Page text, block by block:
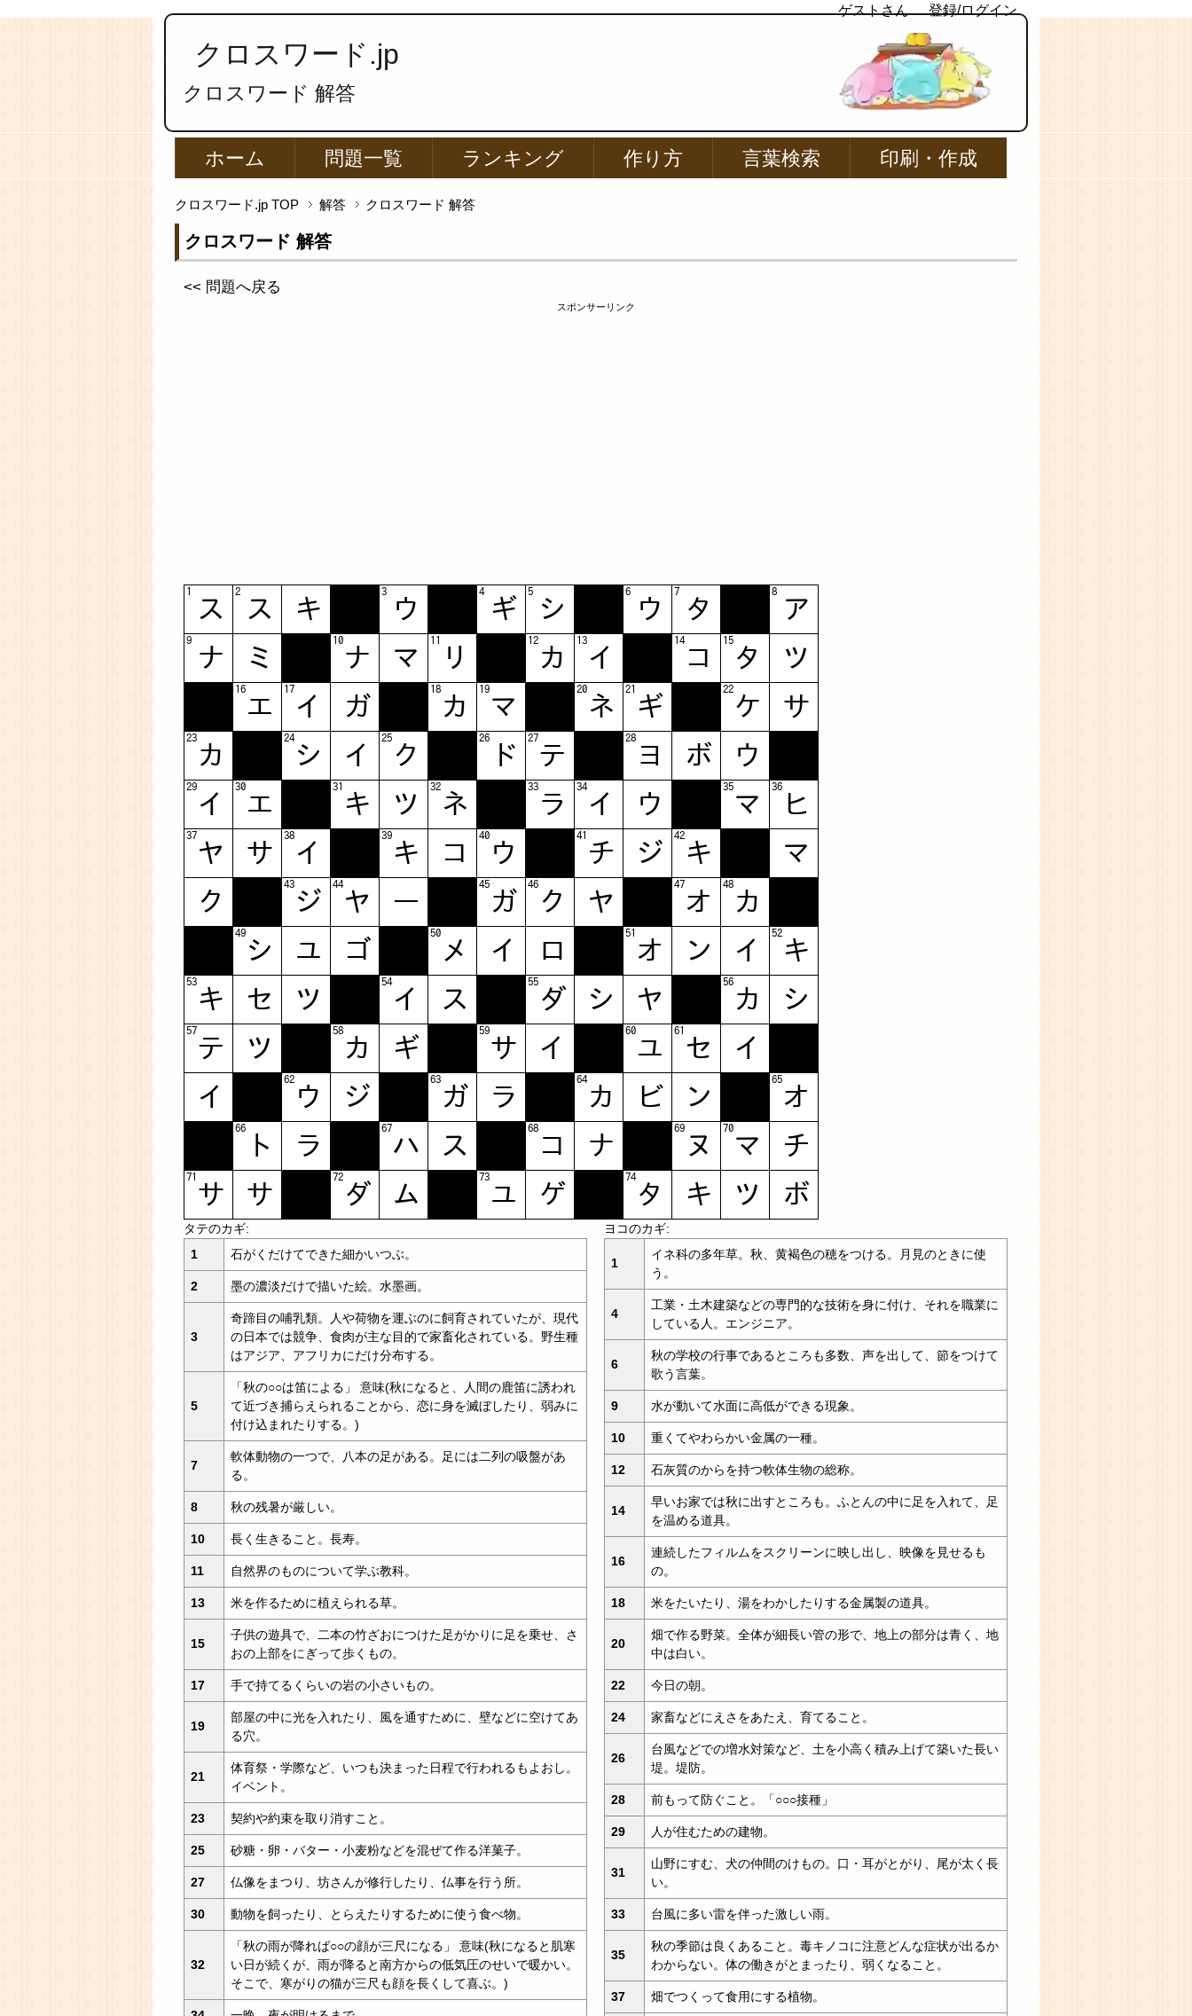
ゲストさん 登録/ログイン
クロスワード.jp
クロスワード 解答
ホーム 問題一覧 ランキング 作り方 言葉検索 印刷・作成
クロスワード.jp TOP 解答 クロスワード 解答
クロスワード 解答
<< 問題へ戻る
スポンサーリンク
タテのカギ:
1
石がくだけてできた細かいつぶ。
2 墨の濃淡だけで描いた絵。水墨画。
3
奇蹄目の哺乳類。人や荷物を運ぶのに飼育されていたが、現代
の日本では競争、食肉が主な目的で家畜化されている。野生種
はアジア、アフリカにだけ分布する。
5
「秋の○○は笛による」 意味(秋になると、人間の鹿笛に誘われ
て近づき捕らえられることから、恋に身を滅ぼしたり、弱みに
付け込まれたりする。)
7
軟体動物の一つで、八本の足がある。足には二列の吸盤があ
る。
8 秋の残暑が厳しい。
10 長く生きること。長寿。
11 自然界のものについて学ぶ教科。
13 米を作るために植えられる草。
15
子供の遊具で、二本の竹ざおにつけた足がかりに足を乗せ、さ
おの上部をにぎって歩くもの。
17 手で持てるくらいの岩の小さいもの。
19
部屋の中に光を入れたり、風を通すために、壁などに空けてあ
る穴。
21
体育祭・学際など、いつも決まった日程で行われるもよおし。
イベント。
23 契約や約束を取り消すこと。
25 砂糖・卵・バター・小麦粉などを混ぜて作る洋菓子。
27 仏像をまつり、坊さんが修行したり、仏事を行う所。
30 動物を飼ったり、とらえたりするために使う食べ物。
32
「秋の雨が降れば○○の顔が三尺になる」 意味(秋になると肌寒
い日が続くが、雨が降ると南方からの低気圧のせいで暖かい。
そこで、寒がりの猫が三尺も顔を長くして喜ぶ。)
ヨコのカギ:
1
イネ科の多年草。秋、黄褐色の穂をつける。月見のときに使
う。
4
工業・土木建築などの専門的な技術を身に付け、それを職業に
している人。エンジニア。
6
秋の学校の行事であるところも多数、声を出して、節をつけて
歌う言葉。
9 水が動いて水面に高低ができる現象。
10 重くてやわらかい金属の一種。
12 石灰質のからを持つ軟体生物の総称。
14
早いお家では秋に出すところも。ふとんの中に足を入れて、足
を温める道具。
16
連続したフィルムをスクリーンに映し出し、映像を見せるも
の。
18 米をたいたり、湯をわかしたりする金属製の道具。
20
畑で作る野菜。全体が細長い管の形で、地上の部分は青く、地
中は白い。
22 今日の朝。
24 家畜などにえさをあたえ、育てること。
26
台風などでの増水対策など、土を小高く積み上げて築いた長い
堤。堤防。
28 前もって防ぐこと。「○○○接種」
29 人が住むための建物。
31
山野にすむ、犬の仲間のけもの。口・耳がとがり、尾が太く長
い。
33 台風に多い雷を伴った激しい雨。
35
秋の季節は良くあること。毒キノコに注意どんな症状が出るか
わからない。体の働きがとまったり、弱くなること。
37 畑でつくって食用にする植物。